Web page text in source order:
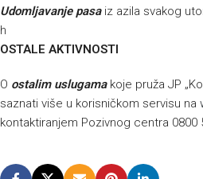
Udomljavanje pasaiz azila svakog
h
OSTALE AKTIVNOSTI
O ostalim uslugamakoje pruža JP
saznati više u korisničkom servisu na
kontaktiranjem Pozivnog centra 0800